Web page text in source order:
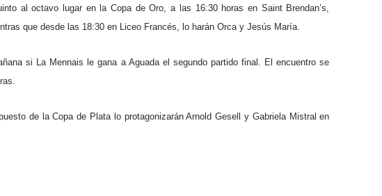
al octavo lugar en la Copa de Oro, a las 16:30 horas en Saint Brendan’s,
que desde las 18:30 en Liceo Francés, lo harán Orca y Jesús María.
si La Mennais le gana a Aguada el segundo partido final. El encuentro se
de la Copa de Plata lo protagonizarán Arnold Gesell y Gabriela Mistral en